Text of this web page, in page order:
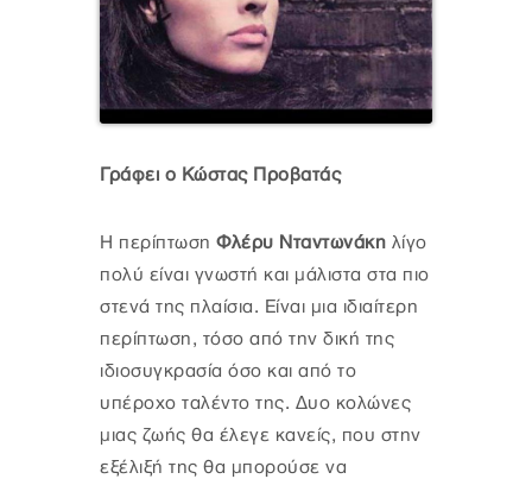
Γράφει ο Κώστας Προβατάς
Η περίπτωση Φλέρυ Νταντωνάκη λίγο
πολύ είναι γνωστή και μάλιστα στα πιο
στενά της πλαίσια. Είναι μια ιδιαίτερη
περίπτωση, τόσο από την δική της
ιδιοσυγκρασία όσο και από το
υπέροχο ταλέντο της. Δυο κολώνες
μιας ζωής θα έλεγε κανείς, που στην
εξέλιξή της θα μπορούσε να